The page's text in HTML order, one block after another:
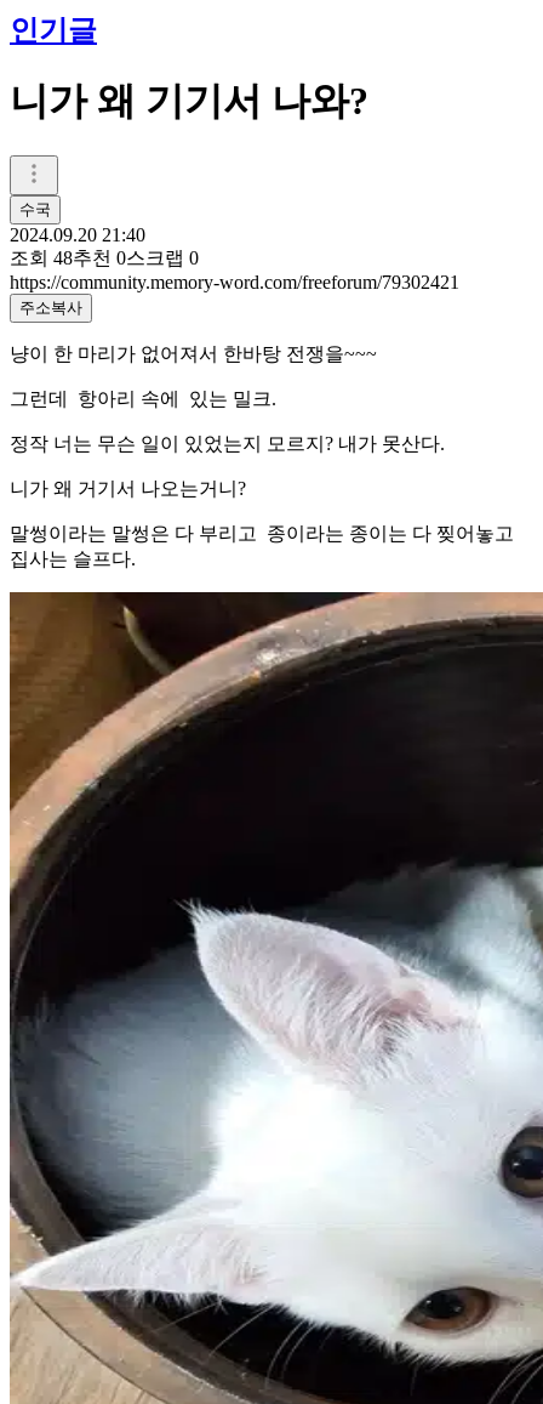
인기글
니가 왜 기기서 나와?
수국
2024.09.20 21:40
조회 48추천 0스크랩 0
https://community.memory-word.com/freeforum/79302421
주소복사
냥이 한 마리가 없어져서 한바탕 전쟁을~~~
그런데 항아리 속에 있는 밀크.
정작 너는 무슨 일이 있었는지 모르지? 내가 못산다.
니가 왜 거기서 나오는거니?
말썽이라는 말썽은 다 부리고 종이라는 종이는 다 찢어놓고
집사는 슬프다.